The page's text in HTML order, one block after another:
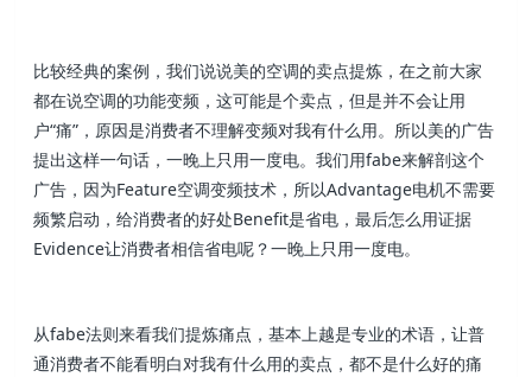
比较经典的案例，我们说说美的空调的卖点提炼，在之前大家
都在说空调的功能变频，这可能是个卖点，但是并不会让用
户“痛”，原因是消费者不理解变频对我有什么用。所以美的广告
提出这样一句话，一晚上只用一度电。我们用fabe来解剖这个
广告，因为Feature空调变频技术，所以Advantage电机不需要
频繁启动，给消费者的好处Benefit是省电，最后怎么用证据
Evidence让消费者相信省电呢？一晚上只用一度电。
从fabe法则来看我们提炼痛点，基本上越是专业的术语，让普
通消费者不能看明白对我有什么用的卖点，都不是什么好的痛